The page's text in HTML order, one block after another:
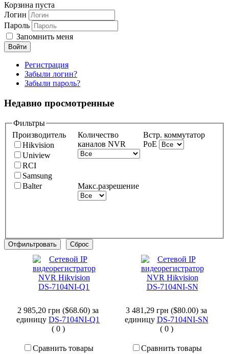
Корзина пуста
Логин
Пароль
Запомнить меня
Регистрация
Забыли логин?
Забыли пароль?
Недавно просмотренные
Фильтры
Производитель
Hikvision
Uniview
RCI
Samsung
Balter
Количество
каналов NVR
Встр. коммутатор
PoE
Макс.разрешение
2 985,20 грн ($68.60)за
единицу DS-7104NI-Q1
(0 )
Сравнить товары
3 481,29 грн ($80.00) за
единицу DS-7104NI-SN
(0 )
Сравнить товары